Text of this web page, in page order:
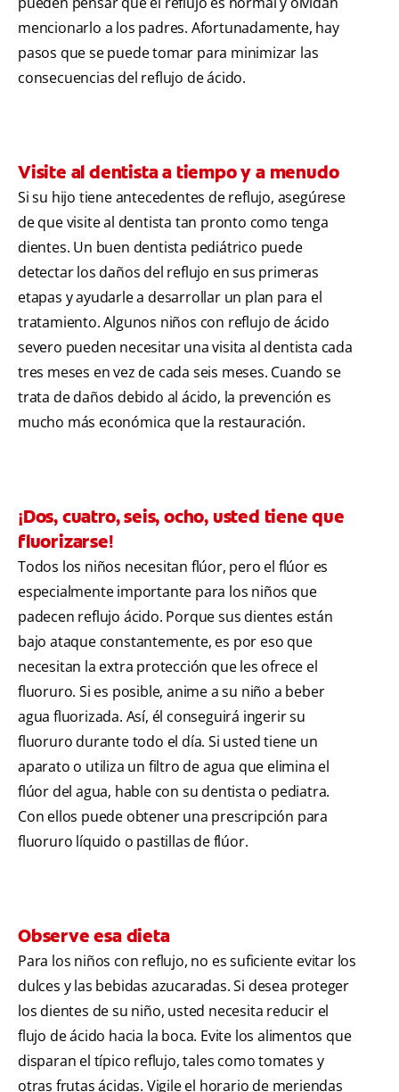
mencionarlo a los padres. Afortunadamente, hay
pasos que se puede tomar para minimizar las
consecuencias del reflujo de ácido.
Visite al dentista a tiempo y a menudo
Si su hijo tiene antecedentes de reflujo, asegúrese
de que visite al dentista tan pronto como tenga
dientes. Un buen dentista pediátrico puede
detectar los daños del reflujo en sus primeras
etapas y ayudarle a desarrollar un plan para el
tratamiento. Algunos niños con reflujo de ácido
severo pueden necesitar una visita al dentista cada
tres meses en vez de cada seis meses. Cuando se
trata de daños debido al ácido, la prevención es
mucho más económica que la restauración.
¡Dos, cuatro, seis, ocho, usted tiene que
fluorizarse!
Todos los niños necesitan flúor, pero el flúor es
especialmente importante para los niños que
padecen reflujo ácido. Porque sus dientes están
bajo ataque constantemente, es por eso que
necesitan la extra protección que les ofrece el
fluoruro. Si es posible, anime a su niño a beber
agua fluorizada. Así, él conseguirá ingerir su
fluoruro durante todo el día. Si usted tiene un
aparato o utiliza un filtro de agua que elimina el
flúor del agua, hable con su dentista o pediatra.
Con ellos puede obtener una prescripción para
fluoruro líquido o pastillas de flúor.
Observe esa dieta
Para los niños con reflujo, no es suficiente evitar los
dulces y las bebidas azucaradas. Si desea proteger
los dientes de su niño, usted necesita reducir el
flujo de ácido hacia la boca. Evite los alimentos que
disparan el típico reflujo, tales como tomates y
otras frutas ácidas. Vigile el horario de meriendas